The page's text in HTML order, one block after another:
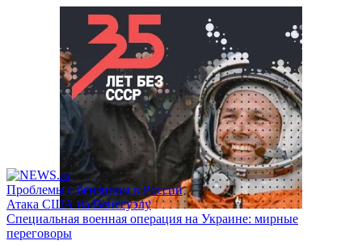
Проблемы с бензином в России
Атака США на Венесуэлу
Специальная военная операция на Украине: мирные
переговоры